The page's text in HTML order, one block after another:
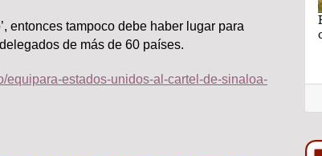
entonces tampoco debe haber lugar para
de más de 60 países.
equipara-estados-unidos-al-cartel-de-sinaloa-
Ganar sin perder lo más importante por Lic.
Rocío Hernández Castillo